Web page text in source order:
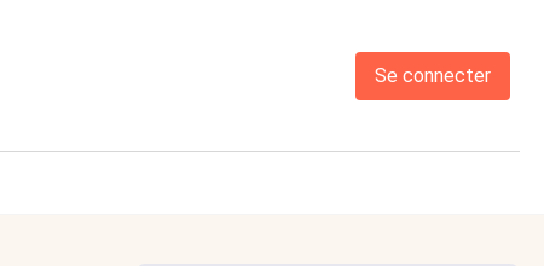
Se connecter